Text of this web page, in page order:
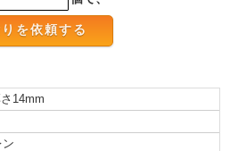
14mm